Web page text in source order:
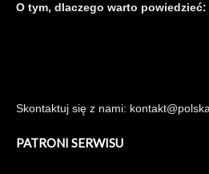
O tym, dlaczego warto
Skontaktuj się z nami:
PATRONI SERWISU